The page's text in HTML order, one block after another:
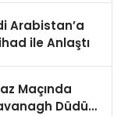
Arabistan’a
ile Anlaştı
Maçında
Düdük